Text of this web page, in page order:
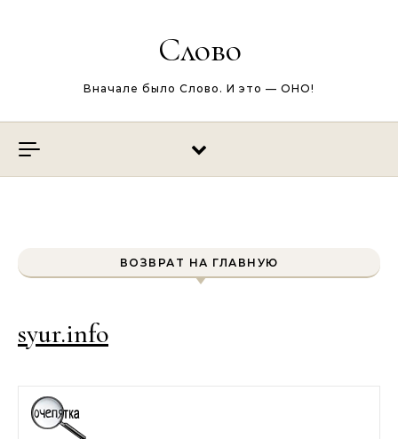
Слово
Вначале было Слово. И это — ОНО!
ВОЗВРАТ НА ГЛАВНУЮ
syur.info